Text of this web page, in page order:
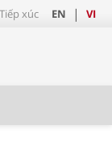
Tiếp xúc EN VI